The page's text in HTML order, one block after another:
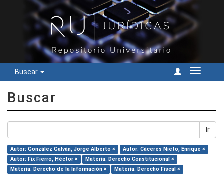
Buscar
Cambiar
Buscar
Ir
Autor: González Galván, Jorge Alberto ×
Autor: Cáceres Nieto, Enrique ×
Autor: Fix Fierro, Héctor ×
Materia: Derecho Constitucional ×
Materia: Derecho de la Información ×
Materia: Derecho Fiscal ×